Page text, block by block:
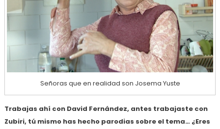
Señoras que en realidad son Josema Yuste
Trabajas ahí con David Fernández, antes trabajaste con
Zubiri, tú mismo has hecho parodias sobre el tema… ¿Eres